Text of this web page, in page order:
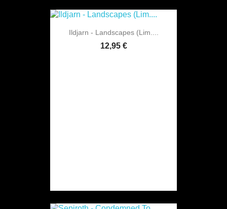
Ildjarn - Landscapes (Lim....
12,95 €